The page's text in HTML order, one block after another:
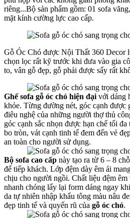
riêng...Bộ sản phẩm gồm: 01 sofa
mặt kính cường lực cao cấp.
Gỗ Óc Chó được Nội Thất 360 Decor
chọn lọc rất kỹ trước khi đưa vào gia
to, vân gỗ đẹp, gỗ phải được sấy rất
Ghế sofa gỗ óc chó hiện đại với dáng
khỏe. Từng đường nét, góc cạnh được
điêu nghệ của những người thợ thủ
góc cạnh sắc nhọn được hạn chế tối
bo tròn, vát cạnh tinh tế đem đến vẻ
an toàn cho người sử dụng.
Bộ sofa cao cấp này tạo ra từ 6 – 8
để tiếp khách. Lớp đệm dày êm ái
chịu cho người ngồi. Chất liệu đệm êm
nhanh chóng lấy lại form dáng ngay
da tự nhiên nhập khẩu tông màu nâu
đẹp tinh tế và quyến rũ của gỗ óc chó.